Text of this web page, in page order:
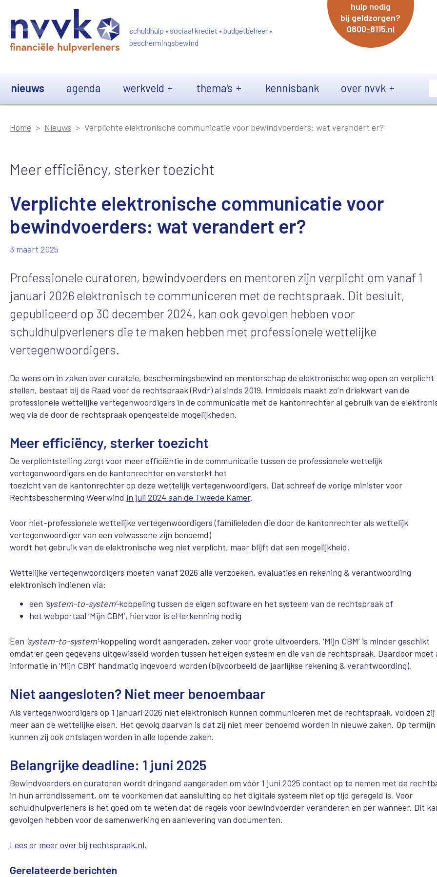
schuldhulp • sociaal krediet • budgetbeheer •
beschermingsbewind
hulp nodig
bij geldzorgen?
0800-8115.nl
nieuws agenda werkveld thema's kennisbank over nvvk
Home Nieuws Verplichte elektronische communicatie voor bewindvoerders: wat verandert er?
Meer efficiëncy, sterker toezicht
Verplichte elektronische communicatie voor
bewindvoerders: wat verandert er?
3 maart 2025
Professionele curatoren, bewindvoerders en mentoren zijn verplicht om vanaf 1
januari 2026 elektronisch te communiceren met de rechtspraak. Dit besluit,
gepubliceerd op 30 december 2024, kan ook gevolgen hebben voor
schuldhulpverleners die te maken hebben met professionele wettelijke
vertegenwoordigers.
De wens om in zaken over curatele, beschermingsbewind en mentorschap de elektronische weg open en verplicht
stellen, bestaat bij de Raad voor de rechtspraak (Rvdr) al sinds 2019. Inmiddels maakt zo’n driekwart van de
professionele wettelijke vertegenwoordigers in de communicatie met de kantonrechter al gebruik van de
weg via de door de rechtspraak opengestelde mogelijkheden.
Meer efficiëncy, sterker toezicht
De verplichtstelling zorgt voor meer efficiëntie in de communicatie tussen de professionele wettelijk
vertegenwoordigers en de kantonrechter en versterkt het
toezicht van de kantonrechter op deze wettelijk vertegenwoordigers. Dat schreef de vorige minister voor
Rechtsbescherming Weerwind in juli 2024 aan de Tweede Kamer.
Voor niet-professionele wettelijke vertegenwoordigers (familieleden die door de kantonrechter als wettelijk
vertegenwoordiger van een volwassene zijn benoemd)
wordt het gebruik van de elektronische weg niet verplicht, maar blijft dat een mogelijkheid.
Wettelijke vertegenwoordigers moeten vanaf 2026 alle verzoeken, evaluaties en rekening & verantwoording
elektronisch indienen via:
een ‘system-to-system'-koppeling tussen de eigen software en het systeem van de rechtspraak of
het webportaal ‘Mijn CBM’, hiervoor is eHerkenning nodig
Een ‘system-to-system'-koppeling wordt aangeraden, zeker voor grote uitvoerders. ‘Mijn CBM’ is minder geschikt
omdat er geen gegevens uitgewisseld worden tussen het eigen systeem en die van de rechtspraak. Daardoor moet
informatie in ‘Mijn CBM’ handmatig ingevoerd worden (bijvoorbeeld de jaarlijkse rekening & verantwoording).
Niet aangesloten? Niet meer benoembaar
Als vertegenwoordigers op 1 januari 2026 niet elektronisch kunnen communiceren met de rechtspraak, voldoen
meer aan de wettelijke eisen. Het gevolg daarvan is dat zij niet meer benoemd worden in nieuwe zaken. Op termijn
kunnen zij ook ontslagen worden in alle lopende zaken.
Belangrijke deadline: 1 juni 2025
Bewindvoerders en curatoren wordt dringend aangeraden om vóór 1 juni 2025 contact op te nemen met de
in hun arrondissement, om te voorkomen dat aansluiting op het digitale systeem niet op tijd geregeld is. Voor
schuldhulpverleners is het goed om te weten dat de regels voor bewindvoerder veranderen en per wanneer. Dit
gevolgen hebben voor de samenwerking en aanlevering van documenten.
Lees er meer over bij rechtspraak.nl.
Gerelateerde berichten